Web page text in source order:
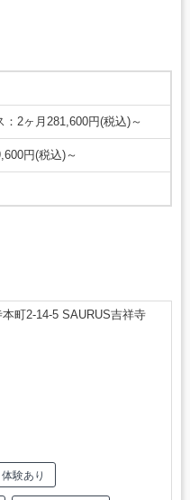
2ヶ月281,600円(税込)～
円(税込)～
町2-14-5 SAURUS吉祥寺
験あり